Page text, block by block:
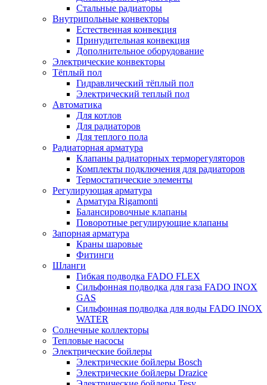
Стальные радиаторы
Внутрипольные конвекторы
Естественная конвекция
Принудительная конвекция
Дополнительное оборудование
Электрические конвекторы
Тёплый пол
Гидравлический тёплый пол
Электрический теплый пол
Автоматика
Для котлов
Для радиаторов
Для теплого пола
Радиаторная арматура
Клапаны радиаторных терморегуляторов
Комплекты подключения для радиаторов
Термостатические элементы
Регулирующая арматура
Арматура Rigamonti
Балансировочные клапаны
Поворотные регулирующие клапаны
Запорная арматура
Краны шаровые
Фитинги
Шланги
Гибкая подводка FADO FLEX
Сильфонная подводка для газа FADO INOX
GAS
Сильфонная подводка для воды FADO INOX
WATER
Солнечные коллекторы
Тепловые насосы
Электрические бойлеры
Электрические бойлеры Bosch
Электрические бойлеры Drazice